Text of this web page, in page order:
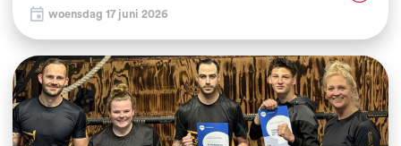
rondom jongeren die op één of meerdere leefgebieden dreigen
vast te lopen. Het tweejarige programma 'Vechtende
Jongeren' richt zich op het versterken van talentontwikkeling
en veerkracht van jongeren. Naast de scholing en begeleiding
van trainers vormt juist de verbinding met partners uit het
lokale zorg-, onderwijs-, sociaal- en veiligheidsdomein een
belangrijke succesfactor. Alleen samen ontstaat een omgeving
woensdag 17 juni 2026